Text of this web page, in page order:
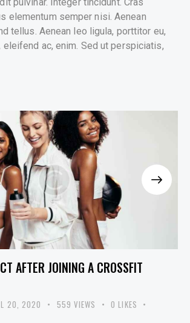
elementum semper nisi. Aenean
tellus. Aenean leo ligula, porttitor eu,
eleifend ac, enim. Sed ut perspiciatis,
AFTER JOINING A CROSSFIT
20, 2020 559 VIEWS 0 LIKES